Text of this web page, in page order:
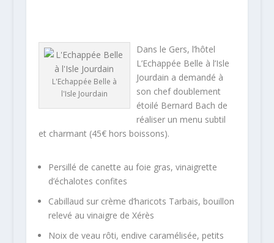
L'Echappée Belle à
l'Isle Jourdain
Dans le Gers, l’hôtel
L’Echappée Belle à l’Isle
Jourdain a demandé à
son chef doublement
étoilé Bernard Bach de
réaliser un menu subtil
et charmant (45€ hors boissons).
Persillé de canette au foie gras, vinaigrette
d’échalotes confites
Cabillaud sur crème d’haricots Tarbais, bouillon
relevé au vinaigre de Xérès
Noix de veau rôti, endive caramélisée, petits